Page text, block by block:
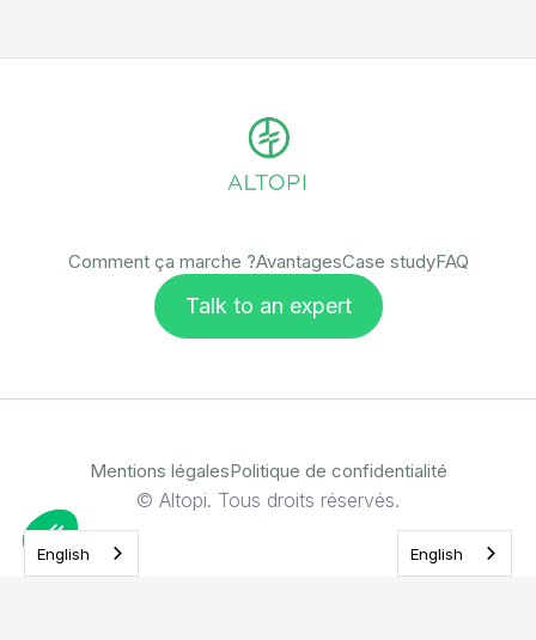
Comment ça marche ?AvantagesCase studyFAQ
Talk to an expert
© Altopi. Tous droits réservés.
Mentions légalesPolitique de confidentialité
English English